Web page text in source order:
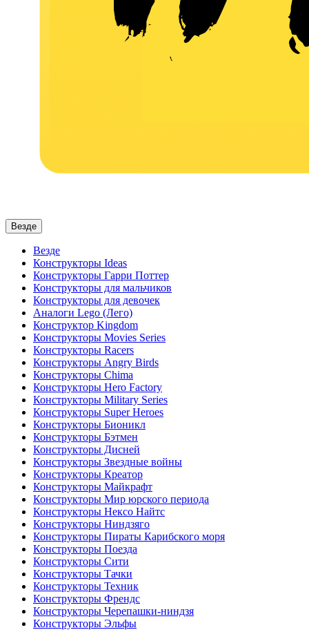
Везде
Везде
Конструкторы Ideas
Конструкторы Гарри Поттер
Конструкторы для мальчиков
Конструкторы для девочек
Аналоги Lego (Лего)
Конструктор Kingdom
Конструкторы Movies Series
Конструкторы Racers
Конструкторы Angry Birds
Конструкторы Chima
Конструкторы Hero Factory
Конструкторы Military Series
Конструкторы Super Heroes
Конструкторы Бионикл
Конструкторы Бэтмен
Конструкторы Дисней
Конструкторы Звездные войны
Конструкторы Креатор
Конструкторы Майкрафт
Конструкторы Мир юрского периода
Конструкторы Нексо Найтс
Конструкторы Ниндзяго
Конструкторы Пираты Карибского моря
Конструкторы Поезда
Конструкторы Сити
Конструкторы Тачки
Конструкторы Техник
Конструкторы Френдс
Конструкторы Черепашки-ниндзя
Конструкторы Эльфы